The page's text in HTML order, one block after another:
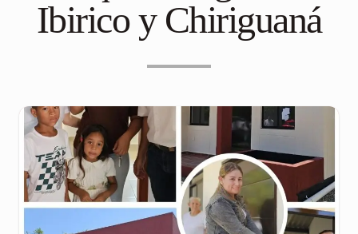
Ibirico y Chiriguaná